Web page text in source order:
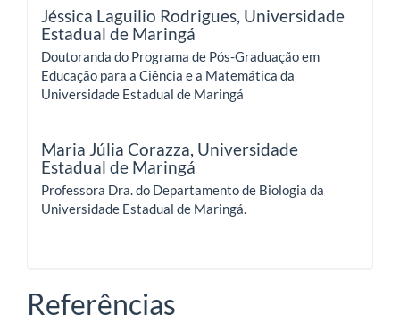
Jéssica Laguilio Rodrigues, Universidade
Estadual de Maringá
Doutoranda do Programa de Pós-Graduação em
Educação para a Ciência e a Matemática da
Universidade Estadual de Maringá
Maria Júlia Corazza, Universidade
Estadual de Maringá
Professora Dra. do Departamento de Biologia da
Universidade Estadual de Maringá.
Referências